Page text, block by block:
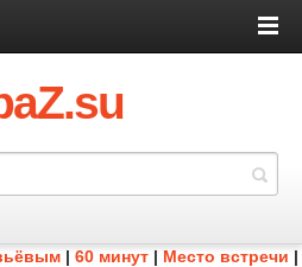
| 60 минут | Место встречи |